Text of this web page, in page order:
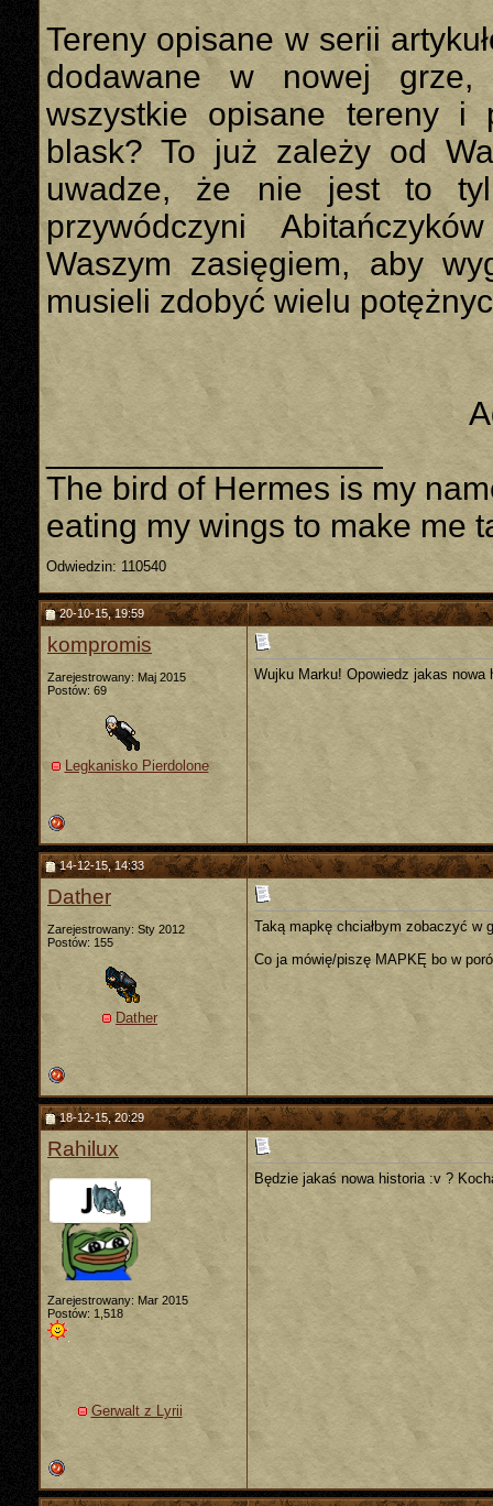
Tereny opisane w serii
dodawane w nowej
wszystkie opisane tereny i
blask? To już zależy od
uwadze, że nie jest to
przywódczyni
Waszym zasięgiem, aby
musieli zdobyć wielu
__________________
The bird of Hermes is my
eating my wings to make me
Odwiedzin: 110540
20-10-15, 19:59
kompromis
Zarejestrowany: Maj 2015
Postów: 69
Legkanisko Pierdolone
Wujku Marku! Opowiedz jakas nowa
14-12-15, 14:33
Dather
Zarejestrowany: Sty 2012
Postów: 155
Dather
Taką mapkę chciałbym zobaczyć w
Co ja mówię/piszę MAPKĘ bo w
18-12-15, 20:29
Rahilux
Zarejestrowany: Mar 2015
Postów: 1,518
Gerwalt z Lyrii
Będzie jakaś nowa historia :v ?